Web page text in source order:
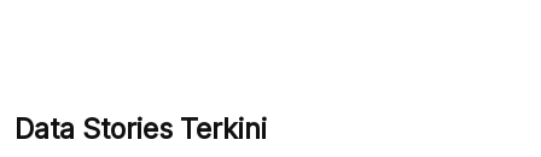
Data Stories Terkini